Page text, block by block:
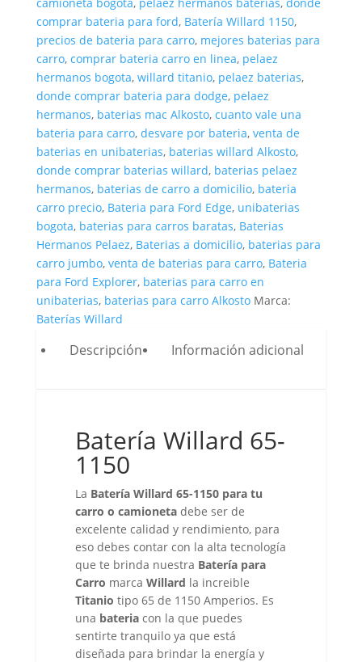
comprar bateria para ford, Batería Willard 1150,
precios de bateria para carro, mejores baterias para
carro, comprar bateria carro en linea, pelaez
hermanos bogota, willard titanio, pelaez baterias,
donde comprar bateria para dodge, pelaez
hermanos, baterias mac Alkosto, cuanto vale una
bateria para carro, desvare por bateria, venta de
baterias en unibaterias, baterias willard Alkosto,
donde comprar baterias willard, baterias pelaez
hermanos, baterias de carro a domicilio, bateria
carro precio, Bateria para Ford Edge, unibaterias
bogota, baterias para carros baratas, Baterias
Hermanos Pelaez, Baterias a domicilio, baterias para
carro jumbo, venta de baterias para carro, Bateria
para Ford Explorer, baterias para carro en
unibaterias, baterias para carro Alkosto Marca:
Baterías Willard
Descripción Información adicional
Batería Willard 65-
1150
La Batería Willard 65-1150 para tu
carro o camionetadebe ser de
excelente calidad y rendimiento, para
eso debes contar con la alta tecnología
que te brinda nuestra Batería para
Carro marca Willard la increible
Titanio tipo 65 de 1150 Amperios. Es
una bateriacon la que puedes
sentirte tranquilo ya que está
diseñada para brindar la energía y